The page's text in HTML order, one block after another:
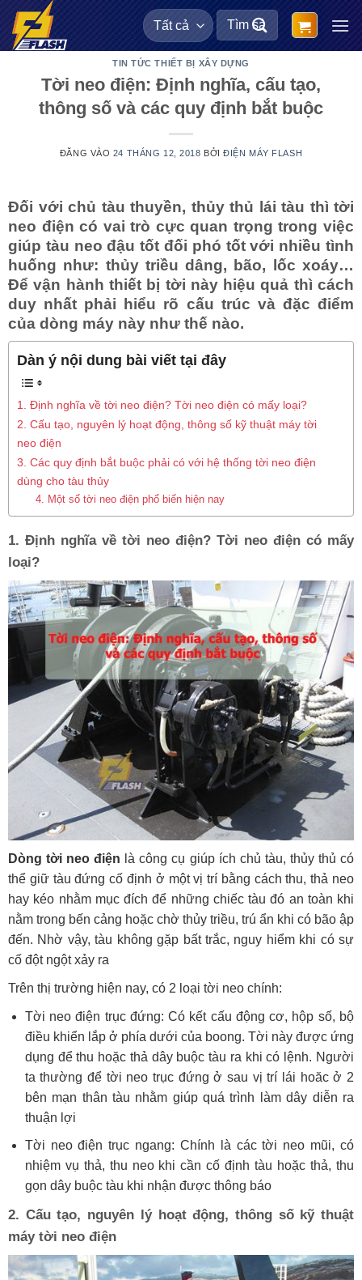
qua
nội
Tìm
kiếm:
TIN TỨC THIẾT BỊ XÂY DỰNG
Tời neo điện: Định nghĩa, cấu tạo,
thông số và các quy định bắt buộc
ĐĂNG VÀO 24 THÁNG 12, 2018 BỞIĐIỆN MÁY FLASH
Đối với chủ tàu thuyền, thủy thủ lái tàu thì tời
neo điện có vai trò cực quan trọng trong việc
giúp tàu neo đậu tốt đối phó tốt với nhiều tình
huống như: thủy triều dâng, bão, lốc xoáy…
Để vận hành thiết bị tời này hiệu quả thì cách
duy nhất phải hiểu rõ cấu trúc và đặc điểm
của dòng máy này như thế nào.
Dàn ý nội dung bài viết tại đây
1. Định nghĩa về tời neo điện? Tời neo điện có mấy loại?
2. Cấu tạo, nguyên lý hoạt động, thông số kỹ thuật máy tời
neo điện
3. Các quy định bắt buộc phải có với hệ thống tời neo điện
dùng cho tàu thủy
4. Một số tời neo điện phổ biến hiện nay
1. Định nghĩa về tời neo điện? Tời neo điện có mấy
loại?
Dòng tời neo điện là công cụ giúp ích chủ tàu, thủy thủ có
thể giữ tàu đứng cố định ở một vị trí bằng cách thu, thả neo
hay kéo nhằm mục đích để những chiếc tàu đó an toàn khi
nằm trong bến cảng hoặc chờ thủy triều, trú ẩn khi có bão ập
đến. Nhờ vậy, tàu không gặp bất trắc, nguy hiểm khi có sự
cố đột ngột xảy ra
Trên thị trường hiện nay, có 2 loại tời neo chính:
Tời neo điện trục đứng: Có kết cấu động cơ, hộp số, bộ
điều khiển lắp ở phía dưới của boong. Tời này được ứng
dụng để thu hoặc thả dây buộc tàu ra khi có lệnh. Người
ta thường để tời neo trục đứng ở sau vị trí lái hoăc ở 2
bên mạn thân tàu nhằm giúp quá trình làm dây diễn ra
thuận lợi
Tời neo điện trục ngang: Chính là các tời neo mũi, có
nhiệm vụ thả, thu neo khi cần cố định tàu hoặc thả, thu
gọn dây buộc tàu khi nhận được thông báo
2. Cấu tạo, nguyên lý hoạt động, thông số kỹ thuật
máy tời neo điện